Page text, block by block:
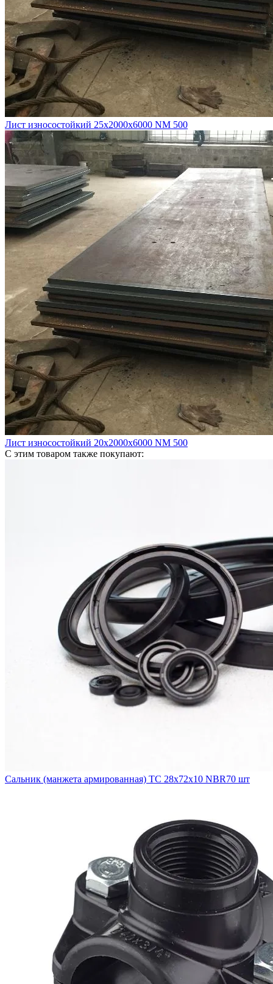
Лист износостойкий 25х2000х6000 NM 500
Лист износостойкий 20х2000х6000 NM 500
С этим товаром также покупают:
Сальник (манжета армированная) TC 28х72х10 NBR70 шт